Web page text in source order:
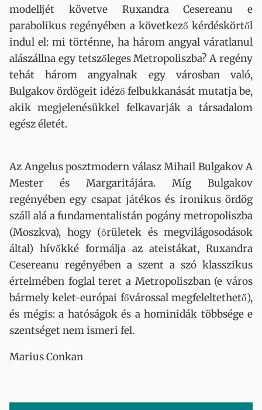
modelljét követve Ruxandra Cesereanu e
parabolikus regényében a következő kérdéskörtől
indul el: mi történne, ha három angyal váratlanul
alászállna egy tetszőleges Metropoliszba? A regény
tehát három angyalnak egy városban való,
Bulgakov ördögeit idéző felbukkanását mutatja be,
akik megjelenésükkel felkavarják a társadalom
egész életét.
Az Angelus posztmodern válasz Mihail Bulgakov A
Mester és Margaritájára. Míg Bulgakov
regényében egy csapat játékos és ironikus ördög
száll alá a fundamentalistán pogány metropoliszba
(Moszkva), hogy (őrületek és megvilágosodások
által) hívőkké formálja az ateistákat, Ruxandra
Cesereanu regényében a szent a szó klasszikus
értelmében foglal teret a Metropoliszban (e város
bármely kelet-európai fővárossal megfeleltethető),
és mégis: a hatóságok és a hominidák többsége e
szentséget nem ismeri fel.
Marius Conkan